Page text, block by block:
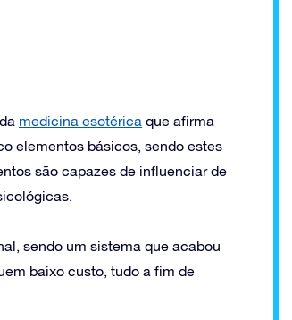
medicina esotérica que afirma
elementos básicos, sendo estes
são capazes de influenciar de
sendo um sistema que acabou
baixo custo, tudo a fim de